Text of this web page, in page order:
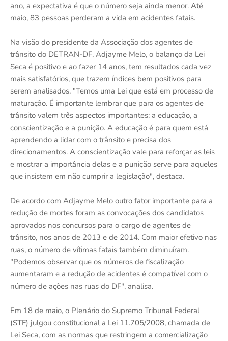
ano, a expectativa é que o número seja ainda menor. Até
maio, 83 pessoas perderam a vida em acidentes fatais.
Na visão do presidente da Associação dos agentes de
trânsito do DETRAN-DF, Adjayme Melo, o balanço da Lei
Seca é positivo e ao fazer 14 anos, tem resultados cada vez
mais satisfatórios, que trazem índices bem positivos para
serem analisados. "Temos uma Lei que está em processo de
maturação. É importante lembrar que para os agentes de
trânsito valem três aspectos importantes: a educação, a
conscientização e a punição. A educação é para quem está
aprendendo a lidar com o trânsito e precisa dos
direcionamentos. A conscientização vale para reforçar as leis
e mostrar a importância delas e a punição serve para aqueles
que insistem em não cumprir a legislação", destaca.
De acordo com Adjayme Melo outro fator importante para a
redução de mortes foram as convocações dos candidatos
aprovados nos concursos para o cargo de agentes de
trânsito, nos anos de 2013 e de 2014. Com maior efetivo nas
ruas, o número de vítimas fatais também diminuíram.
"Podemos observar que os números de fiscalização
aumentaram e a redução de acidentes é compatível com o
número de ações nas ruas do DF", analisa.
Em 18 de maio, o Plenário do Supremo Tribunal Federal
(STF) julgou constitucional a Lei 11.705/2008, chamada de
Lei Seca, com as normas que restringem a comercialização